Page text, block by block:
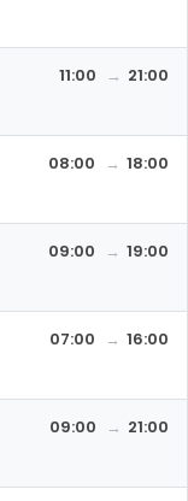
11:00 21:00
08:00 18:00
09:00 19:00
07:00 16:00
09:00 21:00